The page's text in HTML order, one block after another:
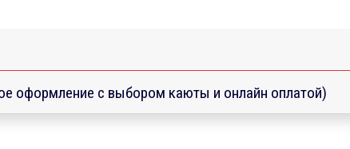
оформление с выбором каюты и онлайн оплатой)